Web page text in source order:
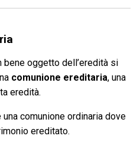
bene oggetto dell’eredità si
comunione ereditaria, una
eredità.
una comunione ordinaria dove
ereditato.